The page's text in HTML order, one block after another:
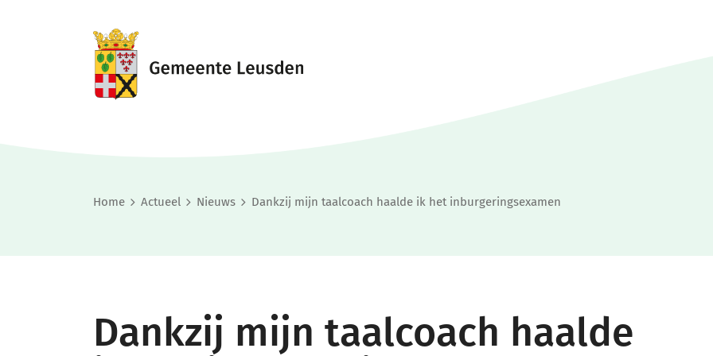
Home Actueel Nieuws Dankzij mijn taalcoach haalde ik het inburgeringsexamen
Dankzij mijn taalcoach haalde